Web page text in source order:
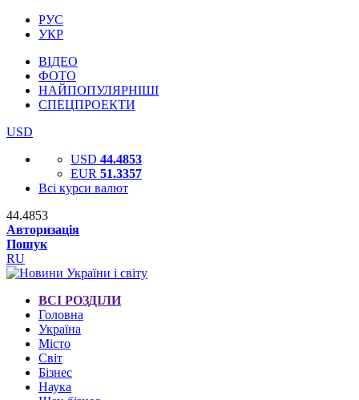
РУС
УКР
ВІДЕО
ФОТО
НАЙПОПУЛЯРНІШІ
СПЕЦПРОЕКТИ
USD
USD 44.4853
EUR 51.3357
Всі курси валют
44.4853
Авторизація
Пошук
RU
ВСІ РОЗДІЛИ
Головна
Україна
Місто
Світ
Бізнес
Наука